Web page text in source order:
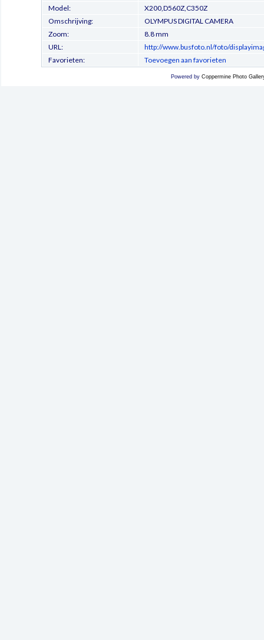
Model:
X200,D560Z,C350Z
Omschrijving:
OLYMPUS DIGITAL CAMERA
Zoom:
8.8 mm
URL:
http://www.busfoto.nl/foto/
Favorieten:
Toevoegen aan favorieten
Powered by Coppermine Photo